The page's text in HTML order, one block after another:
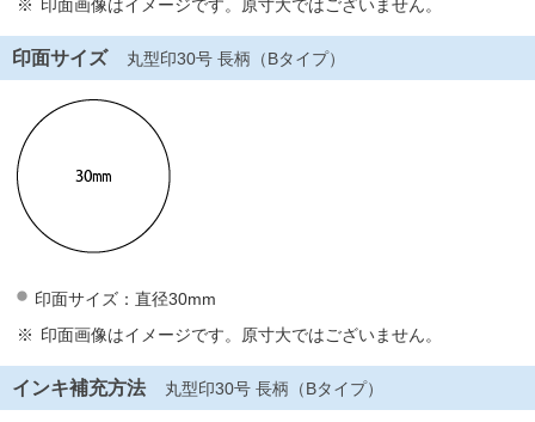
印面画像はイメージです。原寸大ではございません。
印面サイズ 丸型印30号 長柄（Bタイプ）
印面サイズ：直径30mm
印面画像はイメージです。原寸大ではございません。
インキ補充方法 丸型印30号 長柄（Bタイプ）